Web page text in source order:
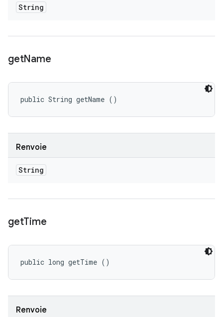
String
getName
public String getName ()
Renvoie
String
getTime
public long getTime ()
Renvoie